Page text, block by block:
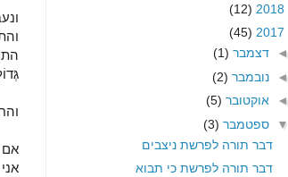
אם
2018
(12)
2017
(45)
◄ דצמבר (1)
◄ נובמבר (2)
◄ אוקטובר (5)
▼ ספטמבר (3)
דבר תורה לפרשת ניצבים
דבר תורה לפרשת כי תבוא